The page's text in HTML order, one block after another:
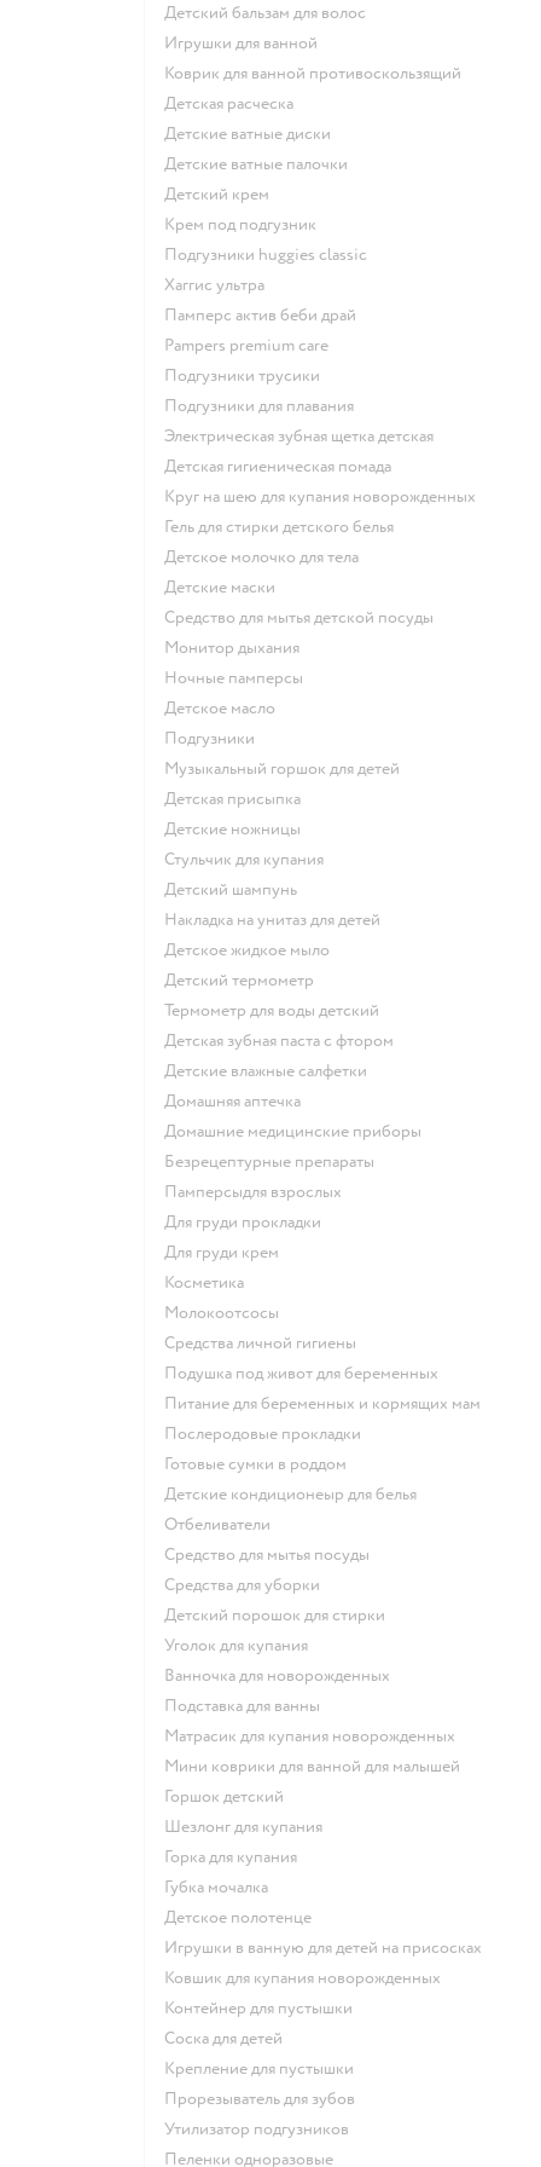
детский бальзам для волос
игрушки для ванной
коврик для ванной противоскользящий
детская расческа
детские ватные диски
детские ватные палочки
детский крем
крем под подгузник
подгузники huggies classic
хаггис ультра
памперс актив беби драй
pampers premium care
подгузники трусики
подгузники для плавания
электрическая зубная щетка детская
детская гигиеническая помада
круг на шею для купания новорожденных
гель для стирки детского белья
детское молочко для тела
детские маски
средство для мытья детской посуды
монитор дыхания
ночные памперсы
детское масло
подгузники
музыкальный горшок для детей
детская присыпка
детские ножницы
стульчик для купания
детский шампунь
накладка на унитаз для детей
детское жидкое мыло
детский термометр
термометр для воды детский
детская зубная паста с фтором
детские влажные салфетки
домашняя аптечка
домашние медицинские приборы
безрецептурные препараты
памперсыдля взрослых
для груди прокладки
для груди крем
косметика
Молокоотсосы
средства личной гигиены
подушка под живот для беременных
питание для беременных и кормящих мам
послеродовые прокладки
готовые сумки в роддом
детские кондиционеыр для белья
отбеливатели
средство для мытья посуды
средства для уборки
детский порошок для стирки
уголок для купания
ванночка для новорожденных
подставка для ванны
матрасик для купания новорожденных
мини коврики для ванной для малышей
горшок детский
шезлонг для купания
горка для купания
губка мочалка
детское полотенце
игрушки в ванную для детей на присосках
ковшик для купания новорожденных
контейнер для пустышки
соска для детей
крепление для пустышки
прорезыватель для зубов
утилизатор подгузников
пеленки одноразовые